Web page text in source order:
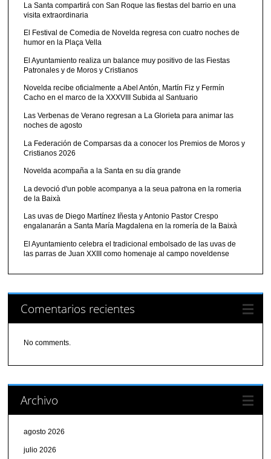
La Santa compartirá con San Roque las fiestas del barrio en una
visita extraordinaria
El Festival de Comedia de Novelda regresa con cuatro noches de
humor en la Plaça Vella
El Ayuntamiento realiza un balance muy positivo de las Fiestas
Patronales y de Moros y Cristianos
Novelda recibe oficialmente a Abel Antón, Martín Fiz y Fermín
Cacho en el marco de la XXXVIII Subida al Santuario
Las Verbenas de Verano regresan a La Glorieta para animar las
noches de agosto
La Federación de Comparsas da a conocer los Premios de Moros y
Cristianos 2026
Novelda acompaña a la Santa en su día grande
La devoció d'un poble acompanya a la seua patrona en la romeria
de la Baixà
Las uvas de Diego Martínez Iñesta y Antonio Pastor Crespo
engalanarán a Santa María Magdalena en la romería de la Baixà
El Ayuntamiento celebra el tradicional embolsado de las uvas de
las parras de Juan XXIII como homenaje al campo noveldense
Comentarios recientes
No comments.
Archivo
agosto 2026
julio 2026